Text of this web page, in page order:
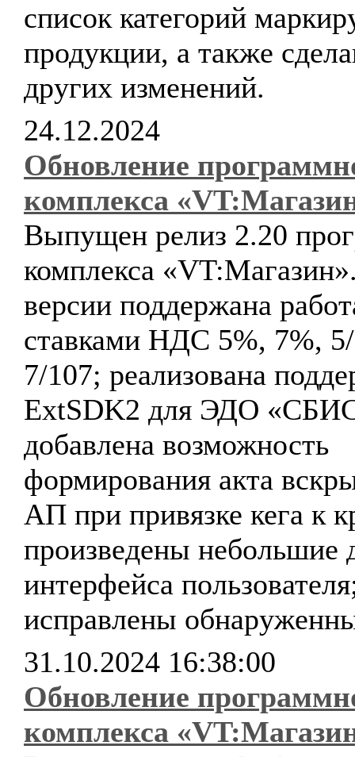
список категорий
продукции, а также
других изменений.
24.12.2024
Обновление
комплекса
Выпущен релиз 2.20
комплекса
версии поддержана
ставками НДС 5%, 7%,
7/107; реализована
ExtSDK2 для ЭДО
добавлена возможность
формирования акта
АП при привязке кега к
произведены небольшие
интерфейса
исправлены
31.10.2024 16:38:00
Обновление
комплекса